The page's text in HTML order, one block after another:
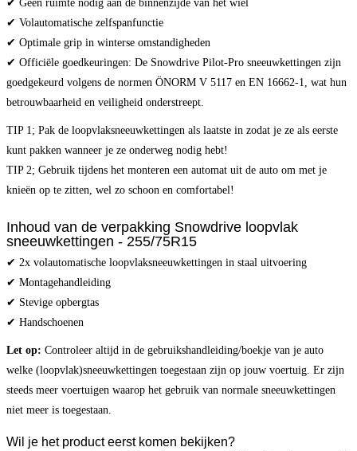
✔ Géén ruimte nodig aan de binnenzijde van het wiel
✔ Volautomatische zelfspanfunctie
✔ Optimale grip in winterse omstandigheden
✔ Officiële goedkeuringen: De Snowdrive Pilot-Pro sneeuwkettingen zijn
goedgekeurd volgens de normen ÖNORM V 5117 en EN 16662-1, wat hun
betrouwbaarheid en veiligheid onderstreept.
TIP 1; Pak de loopvlaksneeuwkettingen als laatste in zodat je ze als eerste
kunt pakken wanneer je ze onderweg nodig hebt!
TIP 2; Gebruik tijdens het monteren een automat uit de auto om met je
knieën op te zitten, wel zo schoon en comfortabel!
Inhoud van de verpakking Snowdrive loopvlak
sneeuwkettingen - 255/75R15
✔ 2x volautomatische loopvlaksneeuwkettingen in staal uitvoering
✔ Montagehandleiding
✔ Stevige opbergtas
✔ Handschoenen
Let op: Controleer altijd in de gebruikshandleiding/boekje van je auto
welke (loopvlak)sneeuwkettingen toegestaan zijn op jouw voertuig. Er zijn
steeds meer voertuigen waarop het gebruik van normale sneeuwkettingen
niet meer is toegestaan.
Wil je het product eerst komen bekijken?